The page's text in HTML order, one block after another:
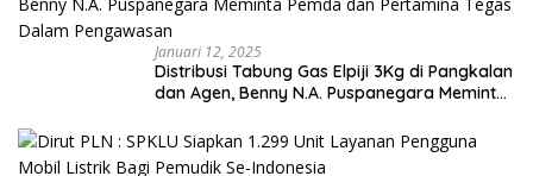
Januari 12, 2025
Distribusi Tabung Gas Elpiji 3Kg di Pangkalan
dan Agen, Benny N.A. Puspanegara Meminta
Pengawasan